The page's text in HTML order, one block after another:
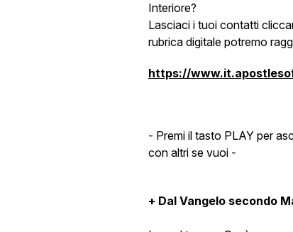
Interiore?
Lasciaci i tuoi contatti
rubrica digitale potremo
https://
- Premi il tasto PLAY per
con altri se vuoi -
+ Dal Vangelo secondo